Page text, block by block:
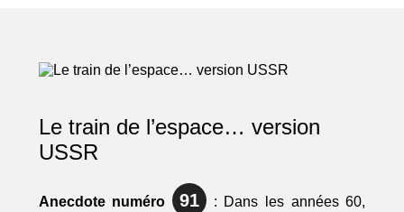
Le train de l’espace… version
USSR
Anecdote numéro 91 : Dans les années 60,